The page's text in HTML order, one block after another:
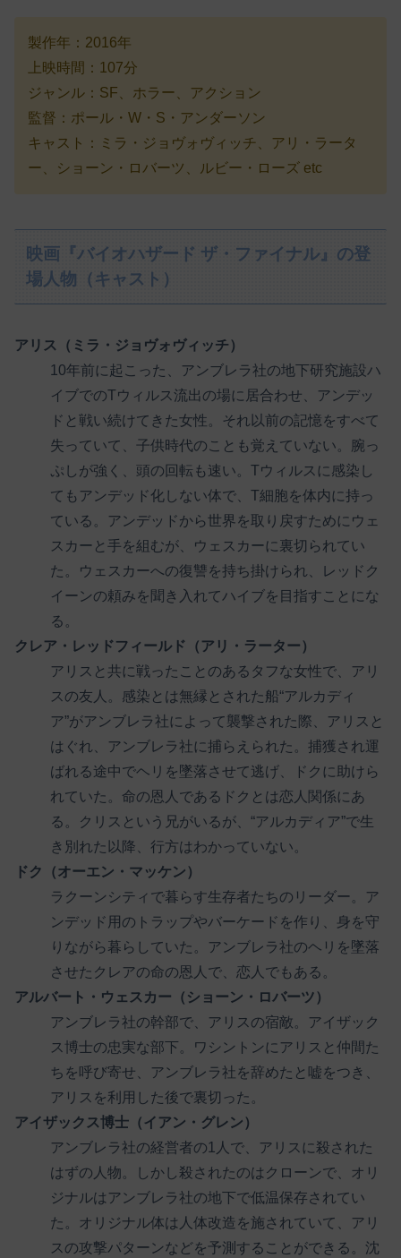
製作年：2016年
上映時間：107分
ジャンル：SF、ホラー、アクション
監督：ポール・W・S・アンダーソン
キャスト：ミラ・ジョヴォヴィッチ、アリ・ラータ
ー、ショーン・ロバーツ、ルビー・ローズ etc
映画『バイオハザード ザ・ファイナル』の登
場人物（キャスト）
アリス（ミラ・ジョヴォヴィッチ）
10年前に起こった、アンブレラ社の地下研究施設ハ
イブでのTウィルス流出の場に居合わせ、アンデッ
ドと戦い続けてきた女性。それ以前の記憶をすべて
失っていて、子供時代のことも覚えていない。腕っ
ぷしが強く、頭の回転も速い。Tウィルスに感染し
てもアンデッド化しない体で、T細胞を体内に持っ
ている。アンデッドから世界を取り戻すためにウェ
スカーと手を組むが、ウェスカーに裏切られてい
た。ウェスカーへの復讐を持ち掛けられ、レッドク
イーンの頼みを聞き入れてハイブを目指すことにな
る。
クレア・レッドフィールド（アリ・ラーター）
アリスと共に戦ったことのあるタフな女性で、アリ
スの友人。感染とは無縁とされた船“アルカディ
ア”がアンブレラ社によって襲撃された際、アリスと
はぐれ、アンブレラ社に捕らえられた。捕獲され運
ばれる途中でヘリを墜落させて逃げ、ドクに助けら
れていた。命の恩人であるドクとは恋人関係にあ
る。クリスという兄がいるが、“アルカディア”で生
き別れた以降、行方はわかっていない。
ドク（オーエン・マッケン）
ラクーンシティで暮らす生存者たちのリーダー。ア
ンデッド用のトラップやバーケードを作り、身を守
りながら暮らしていた。アンブレラ社のヘリを墜落
させたクレアの命の恩人で、恋人でもある。
アルバート・ウェスカー（ショーン・ロバーツ）
アンブレラ社の幹部で、アリスの宿敵。アイザック
ス博士の忠実な部下。ワシントンにアリスと仲間た
ちを呼び寄せ、アンブレラ社を辞めたと嘘をつき、
アリスを利用した後で裏切った。
アイザックス博士（イアン・グレン）
アンブレラ社の経営者の1人で、アリスに殺された
はずの人物。しかし殺されたのはクローンで、オリ
ジナルはアンブレラ社の地下で低温保存されてい
た。オリジナル体は人体改造を施されていて、アリ
スの攻撃パターンなどを予測することができる。沈